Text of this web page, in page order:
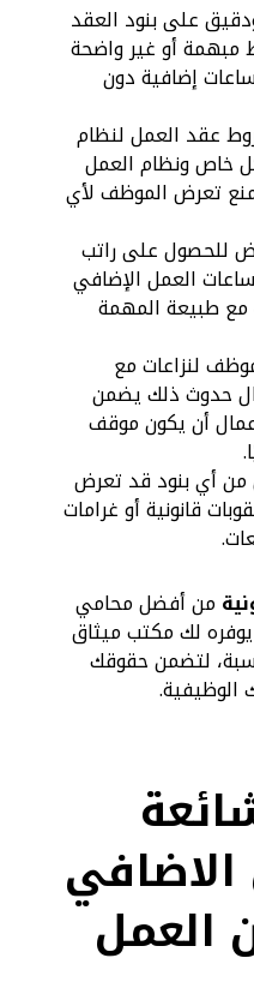
على بنود العقد
أو غير واضحة
إضافية دون
عقد العمل لنظام
خاص ونظام العمل
تعرض الموظف لأي
للحصول على راتب
العمل الإضافي
مع طبيعة المهمة
لنزاعات مع
حدوث ذلك يضمن
أن يكون موقف
أي بنود قد تعرض
قانونية أو غرامات
من أفضل محامي
لك مكتب ميثاق
لتضمن حقوقك
الوظيفية.
العمل